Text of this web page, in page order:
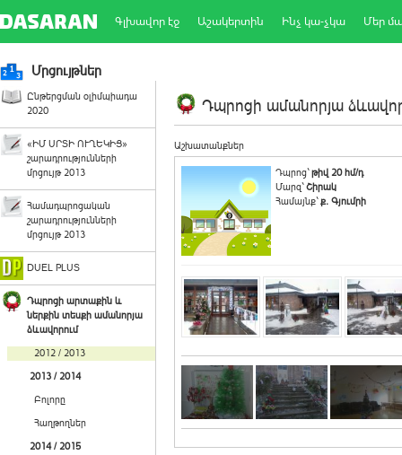
Գլխավոր էջ Աշակերտին Ինչ կա-չկա Մեր
Մրցույթներ
Ընթերցման օլիմպիադա
2020
«ԻՄ ՍՐՏԻ ՈՒՂԵԿԻՑ»
շարադրությունների
մրցույթ 2013
Համադպրոցական
շարադրությունների
մրցույթ 2013
DUEL PLUS
Դպրոցի արտաքին և
ներքին տեսքի ամանորյա
ձևավորում
2012 / 2013
2013 / 2014
Բոլորը
Հաղթողներ
2014 / 2015
Դպրոցի ամանորյա
Աշխատանքներ
Դպրոց`թիվ 20 հմ/դ
Մարզ`Շիրակ
Համայնք`ք. Գյումրի